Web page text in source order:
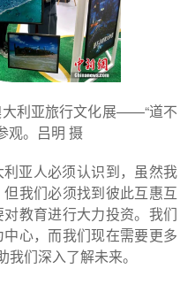
利亚旅行文化展——“道不
观。吕明 摄
亚人必须认识到，虽然我
我们必须找到彼此互惠互
教育进行大力投资。我们
心，而我们现在需要更多
我们深入了解未来。